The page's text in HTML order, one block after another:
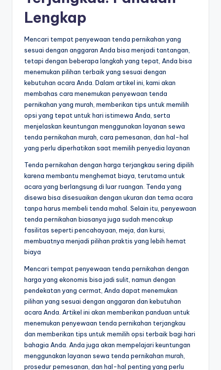
Lengkap
Mencari tempat penyewaan tenda pernikahan yang
sesuai dengan anggaran Anda bisa menjadi tantangan,
tetapi dengan beberapa langkah yang tepat, Anda bisa
menemukan pilihan terbaik yang sesuai dengan
kebutuhan acara Anda. Dalam artikel ini, kami akan
membahas cara menemukan penyewaan tenda
pernikahan yang murah, memberikan tips untuk memilih
opsi yang tepat untuk hari istimewa Anda, serta
menjelaskan keuntungan menggunakan layanan sewa
tenda pernikahan murah, cara pemesanan, dan hal-hal
yang perlu diperhatikan saat memilih penyedia layanan
Tenda pernikahan dengan harga terjangkau sering dipilih
karena membantu menghemat biaya, terutama untuk
acara yang berlangsung di luar ruangan. Tenda yang
disewa bisa disesuaikan dengan ukuran dan tema acara
tanpa harus membeli tenda mahal. Selain itu, penyewaan
tenda pernikahan biasanya juga sudah mencakup
fasilitas seperti pencahayaan, meja, dan kursi,
membuatnya menjadi pilihan praktis yang lebih hemat
biaya
Mencari tempat penyewaan tenda pernikahan dengan
harga yang ekonomis bisa jadi sulit, namun dengan
pendekatan yang cermat, Anda dapat menemukan
pilihan yang sesuai dengan anggaran dan kebutuhan
acara Anda. Artikel ini akan memberikan panduan untuk
menemukan penyewaan tenda pernikahan terjangkau
dan memberikan tips untuk memilih opsi terbaik bagi hari
bahagia Anda. Anda juga akan mempelajari keuntungan
menggunakan layanan sewa tenda pernikahan murah,
prosedur pemesanan, dan hal-hal penting yang perlu